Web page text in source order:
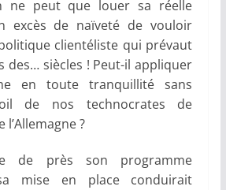
ne peut que louer sa réelle
excès de naïveté de vouloir
clientéliste qui prévaut
des… siècles ! Peut-il appliquer
en toute tranquillité sans
de nos technocrates de
l’Allemagne ?
de près son programme
mise en place conduirait